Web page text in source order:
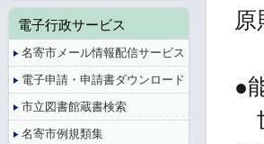
●
電子行政サービス
名寄市メール情報配信サービス
電子申請・申請書ダウンロード
市立図書館蔵書検索
名寄市例規類集